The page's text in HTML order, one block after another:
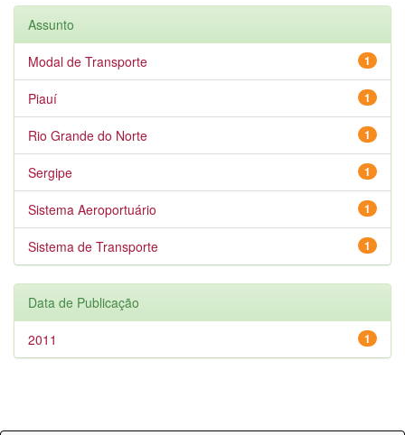
Assunto
1
Modal de Transporte
1
Piauí
1
Rio Grande do Norte
1
Sergipe
1
Sistema Aeroportuário
1
Sistema de Transporte
Data de Publicação
1
2011